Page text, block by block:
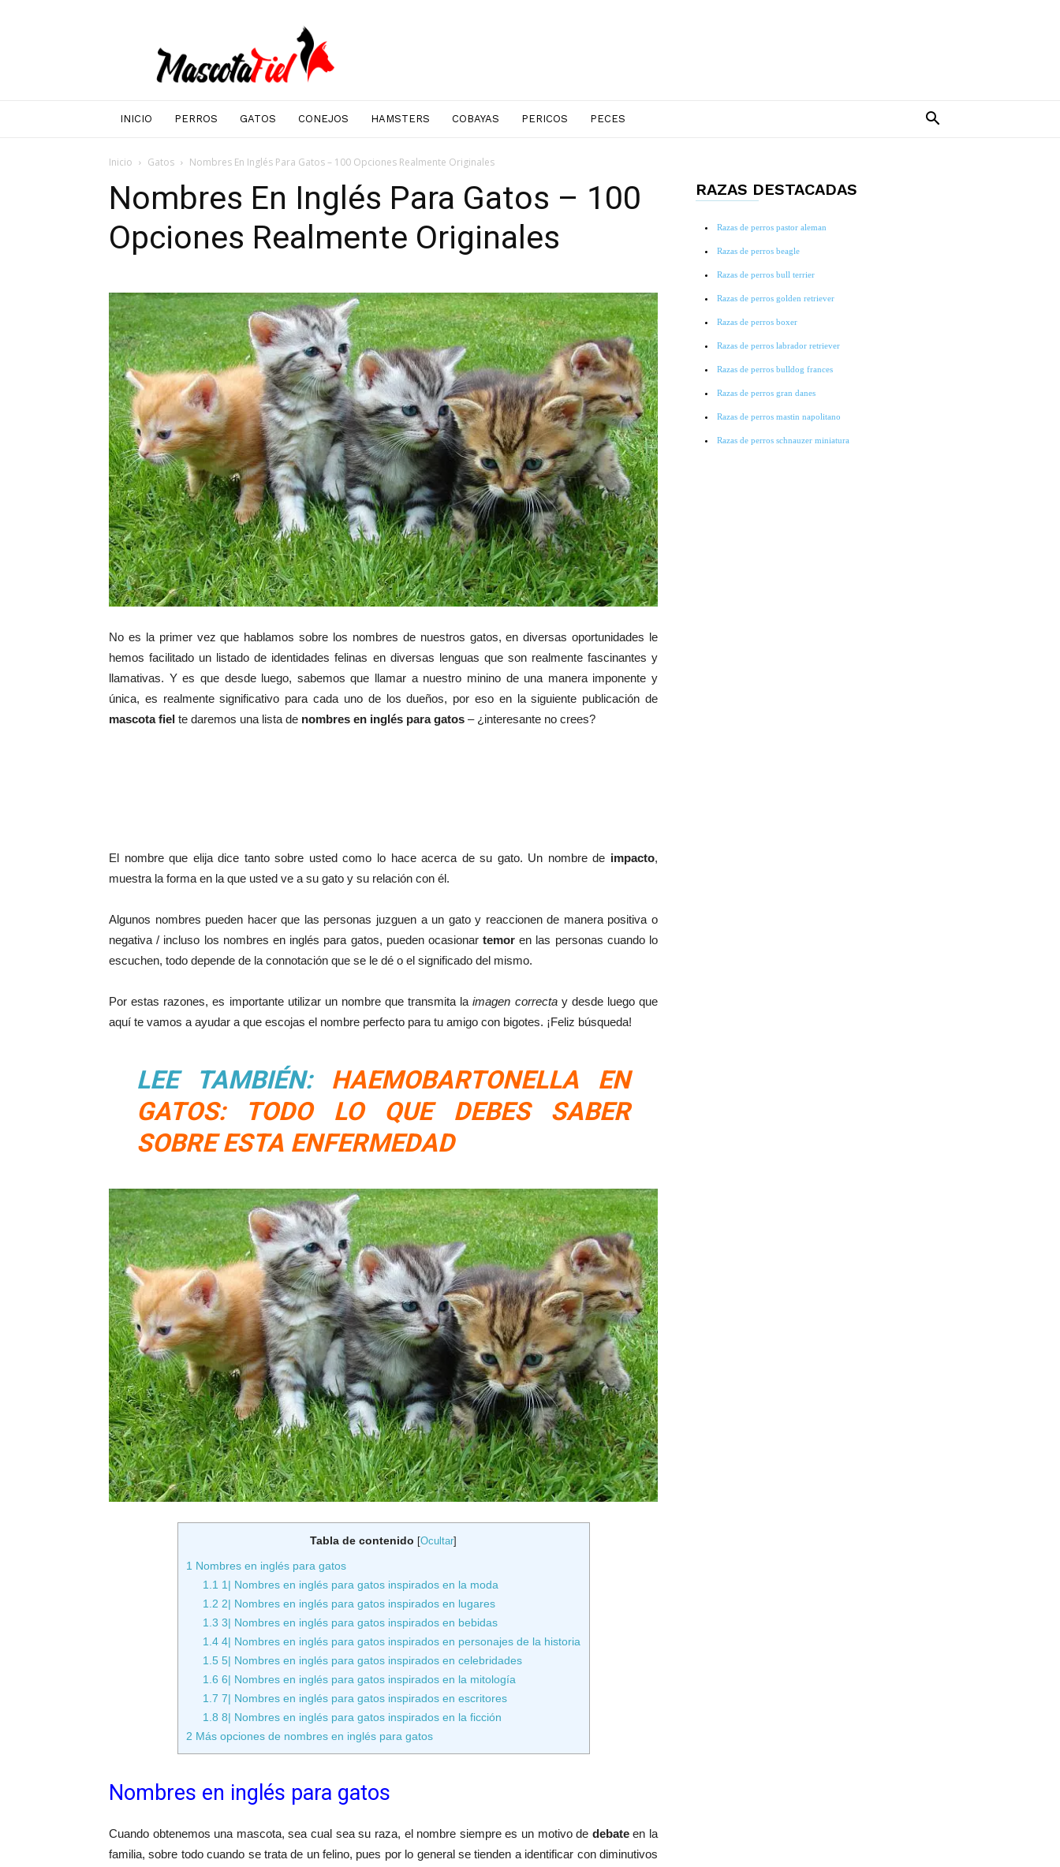
Mascotafiel
INICIO PERROS GATOS CONEJOS HAMSTERS COBAYAS PERICOS PECES
Inicio Gatos Nombres En Inglés Para Gatos – 100 Opciones Realmente Originales
Nombres En Inglés Para Gatos – 100
Opciones Realmente Originales
No es la primer vez que hablamos sobre los nombres de nuestros gatos, en diversas oportunidades le
hemos facilitado un listado de identidades felinas en diversas lenguas que son realmente fascinantes y
llamativas. Y es que desde luego, sabemos que llamar a nuestro minino de una manera imponente y
única, es realmente significativo para cada uno de los dueños, por eso en la siguiente publicación de
mascota fiel te daremos una lista de nombres en inglés para gatos – ¿interesante no crees?
El nombre que elija dice tanto sobre usted como lo hace acerca de su gato. Un nombre de impacto,
muestra la forma en la que usted ve a su gato y su relación con él.
Algunos nombres pueden hacer que las personas juzguen a un gato y reaccionen de manera positiva o
negativa / incluso los nombres en inglés para gatos, pueden ocasionartemor en las personas cuando lo
escuchen, todo depende de la connotación que se le dé o el significado del mismo.
Por estas razones, es importante utilizar un nombre que transmita la imagen correctay desde luego que
aquí te vamos a ayudar a que escojas el nombre perfecto para tu amigo con bigotes. ¡Feliz búsqueda!
LEE TAMBIÉN: HAEMOBARTONELLA EN
GATOS: TODO LO QUE DEBES SABER
SOBRE ESTA ENFERMEDAD
Tabla de contenido [Ocultar]
1 Nombres en inglés para gatos
1.1 1| Nombres en inglés para gatos inspirados en la moda
1.2 2| Nombres en inglés para gatos inspirados en lugares
1.3 3| Nombres en inglés para gatos inspirados en bebidas
1.44| Nombres en inglés para gatos inspirados en personajes de la historia
1.55| Nombres en inglés para gatos inspirados en celebridades
1.6 6| Nombres en inglés para gatos inspirados en la mitología
1.7 7| Nombres en inglés para gatos inspirados en escritores
1.8 8| Nombres en inglés para gatos inspirados en la ficción
2 Más opciones de nombres en inglés para gatos
Nombres en inglés para gatos
Cuando obtenemos una mascota, sea cual sea su raza, el nombre siempre es un motivo de debateen la
familia, sobre todo cuando se trata de un felino, pues por lo general se tienden a identificar con diminutivos
RAZAS DESTACADAS
Razas de perros pastor aleman
Razas de perros beagle
Razas de perros bull terrier
Razas de perros golden retriever
Razas de perros boxer
Razas de perros labrador retriever
Razas de perros bulldog frances
Razas de perros gran danes
Razas de perros mastin napolitano
Razas de perros schnauzer miniatura